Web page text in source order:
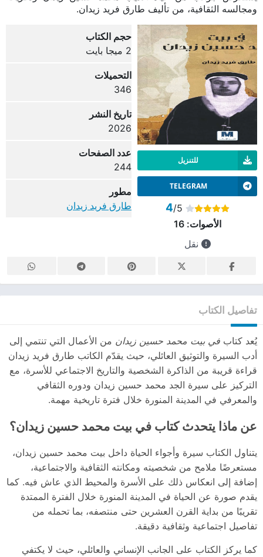
ومجالسه الثقافية، من تأليف طارق فريد زيدان.
للتنزيل
TELEGRAM
4/5
الأصوات:16
نقل
حجم الكتاب
2 ميجا بايت
التحميلات
346
تاريخ النشر
2026
عدد الصفحات
244
مطور
طارق فريد زيدان
تفاصيل الكتاب
يُعد كتاب في بيت محمد حسين زيدان من الأعمال التي تنتمي إلى
أدب السيرة والتوثيق العائلي، حيث يقدّم الكاتب طارق فريد زيدان
قراءة قريبة من الذاكرة الشخصية والتاريخ الاجتماعي للأسرة، مع
التركيز على سيرة الجد محمد حسين زيدان ودوره الثقافي
والمعرفي في المدينة المنورة خلال فترة تاريخية مهمة.
عن ماذا يتحدث كتاب في بيت محمد حسين زيدان؟
يتناول الكتاب سيرة وأجواء الحياة داخل بيت محمد حسين زيدان،
مستعرضًا ملامح من شخصيته ومكانته الثقافية والاجتماعية،
إضافة إلى انعكاس ذلك على الأسرة والمحيط الذي عاش فيه. كما
يقدم صورة عن الحياة في المدينة المنورة خلال الفترة الممتدة
تقريبًا من بداية القرن العشرين حتى منتصفه، بما تحمله من
تفاصيل اجتماعية وثقافية دقيقة.
كما يركز الكتاب على الجانب الإنساني والعائلي، حيث لا يكتفي